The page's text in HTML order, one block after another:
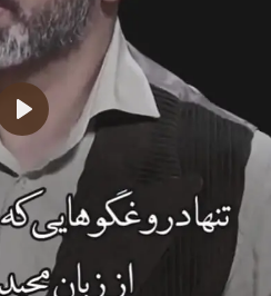
پخش